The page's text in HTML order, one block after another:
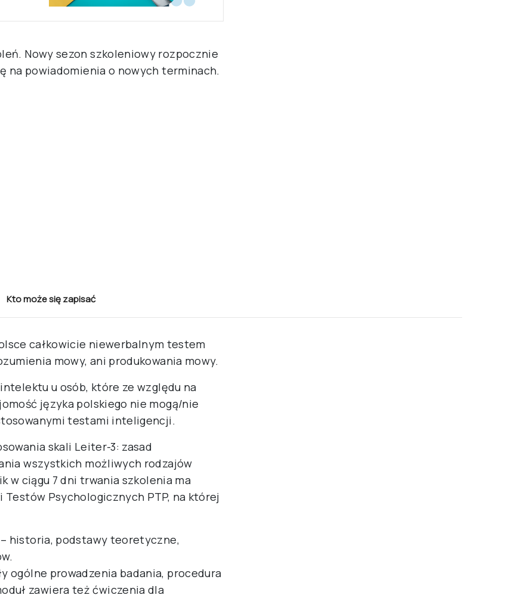
Nowy sezon szkoleniowy rozpocznie
na powiadomienia o nowych terminach.
Kto może się zapisać
całkowicie niewerbalnym testem
mowy, ani produkowania mowy.
u osób, które ze względu na
języka polskiego nie mogą/nie
testami inteligencji.
skali Leiter-3: zasad
wszystkich możliwych rodzajów
ciągu 7 dni trwania szkolenia ma
Psychologicznych PTP, na której
historia, podstawy teoretyczne,
ogólne prowadzenia badania, procedura
zawiera też ćwiczenia dla